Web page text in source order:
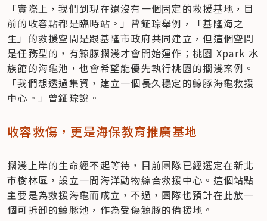
「實際上，我們到現在還沒有一個固定的救援基地，目
前的收容點都是臨時站。」曾鉦琮舉例，「基隆海之
生」的救援空間是跟基隆市政府共同建立，但這個空間
是任務型的，有鯨豚擱淺才會開始運作；桃園 Xpark 水
族館的海龜池，也會希望能優先執行桃園的擱淺案例。
「我們想透過集資，建立一個長久穩定的鯨豚海龜救援
中心。」曾鉦琮說。
收容救傷，更是海保教育推廣基地
擱淺上岸的生命經不起等待，目前團隊已經選定在新北
市樹林區，設立一間海洋動物綜合救援中心。這個站點
主要是為救援海龜而成立，不過，團隊也預計在此放一
個可拆卸的鯨豚池，作為受傷鯨豚的備援地。